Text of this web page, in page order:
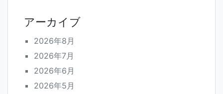
アーカイブ
2026年8月
2026年7月
2026年6月
2026年5月